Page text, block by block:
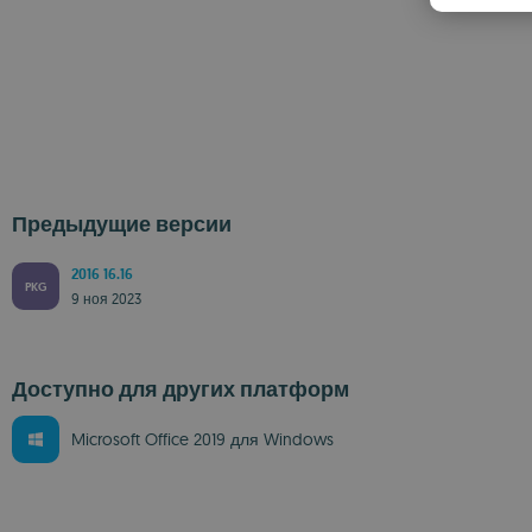
Предыдущие версии
PKG
2016 16.16
9 ноя 2023
Доступно для других платформ
Microsoft Office 2019 для Windows